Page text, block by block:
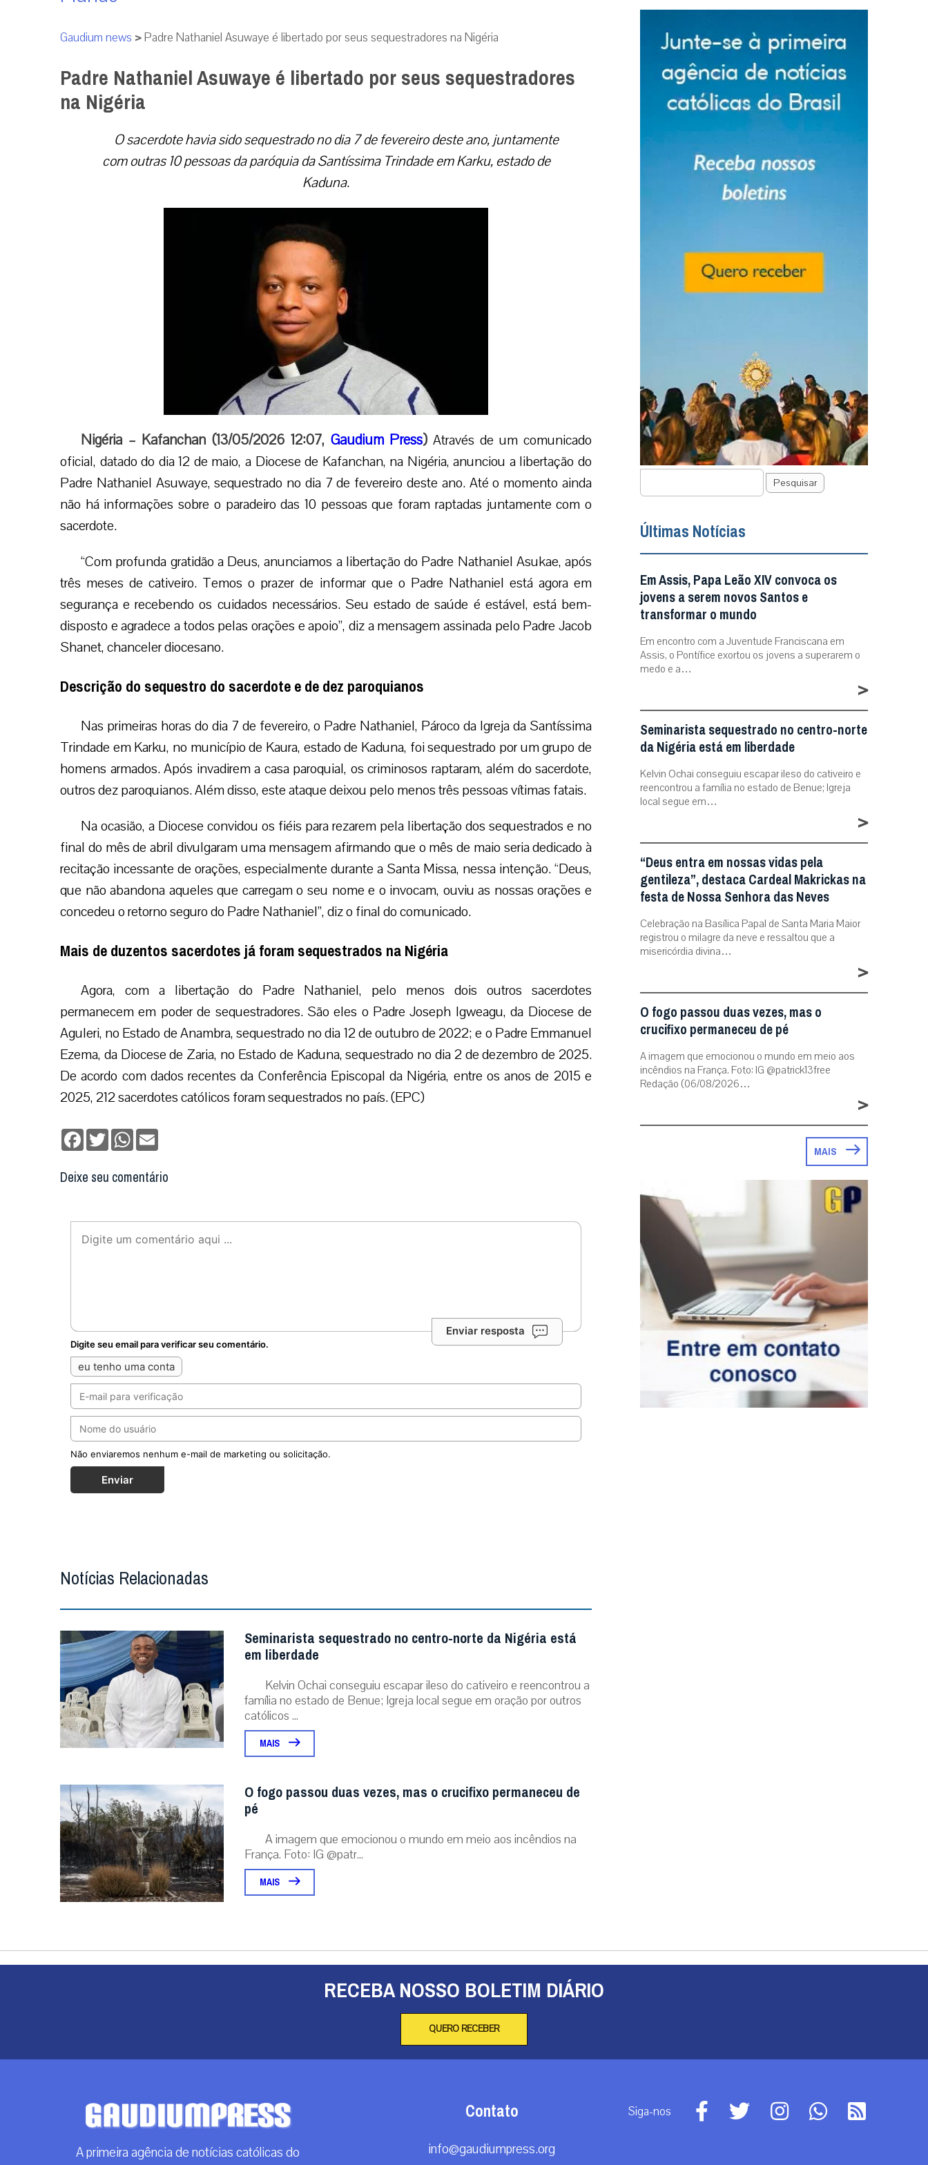
Gaudium news >Padre Nathaniel Asuwaye é libertado por seus sequestradores na Nigéria
Padre Nathaniel Asuwaye é libertado por seus sequestradores
na Nigéria
O sacerdote havia sido sequestrado no dia 7 de fevereiro deste ano, juntamente
com outras 10 pessoas da paróquia da Santíssima Trindade em Karku, estado de
Kaduna.
Nigéria – Kafanchan (13/05/2026 12:07, Gaudium Press) Através de um comunicado
oficial, datado do dia 12 de maio, a Diocese de Kafanchan, na Nigéria, anunciou a libertação do
Padre Nathaniel Asuwaye, sequestrado no dia 7 de fevereiro deste ano. Até o momento ainda
não há informações sobre o paradeiro das 10 pessoas que foram raptadas juntamente com o
sacerdote.
“Com profunda gratidão a Deus, anunciamos a libertação do Padre Nathaniel Asukae, após
três meses de cativeiro. Temos o prazer de informar que o Padre Nathaniel está agora em
segurança e recebendo os cuidados necessários. Seu estado de saúde é estável, está bem-
disposto e agradece a todos pelas orações e apoio”, diz a mensagem assinada pelo Padre Jacob
Shanet, chanceler diocesano.
Descrição do sequestro do sacerdote e de dez paroquianos
Nas primeiras horas do dia 7 de fevereiro, o Padre Nathaniel, Pároco da Igreja da Santíssima
Trindade em Karku, no município de Kaura, estado de Kaduna, foi sequestrado por um grupo de
homens armados. Após invadirem a casa paroquial, os criminosos raptaram, além do sacerdote,
outros dez paroquianos. Além disso, este ataque deixou pelo menos três pessoas vítimas fatais.
Na ocasião, a Diocese convidou os fiéis para rezarem pela libertação dos sequestrados e no
final do mês de abril divulgaram uma mensagem afirmando que o mês de maio seria dedicado à
recitação incessante de orações, especialmente durante a Santa Missa, nessa intenção. “Deus,
que não abandona aqueles que carregam o seu nome e o invocam, ouviu as nossas orações e
concedeu o retorno seguro do Padre Nathaniel”, diz o final do comunicado.
Mais de duzentos sacerdotes já foram sequestrados na Nigéria
Agora, com a libertação do Padre Nathaniel, pelo menos dois outros sacerdotes
permanecem em poder de sequestradores. São eles o Padre Joseph Igweagu, da Diocese de
Aguleri, no Estado de Anambra, sequestrado no dia 12 de outubro de 2022; e o Padre Emmanuel
Ezema, da Diocese de Zaria, no Estado de Kaduna, sequestrado no dia 2 de dezembro de 2025.
De acordo com dados recentes da Conferência Episcopal da Nigéria, entre os anos de 2015 e
2025, 212 sacerdotes católicos foram sequestrados no país. (EPC)
Facebook
TwitterWhatsApp
Deixe seu comentário
Enviar resposta
Digite seu email para verificar seu comentário.
eu tenho uma conta
Não enviaremos nenhum e-mail de marketing ou solicitação.
Enviar
Notícias Relacionadas
Seminarista sequestrado no centro-norte da Nigéria está
em liberdade
Kelvin Ochai conseguiu escapar ileso do cativeiro e reencontrou a
família no estado de Benue; Igreja local segue em oração por outros
católicos ...
MAIS
O fogo passou duas vezes, mas o crucifixo permaneceu de
pé
A imagem que emocionou o mundo em meio aos incêndios na
França. Foto: IG @patr...
MAIS
Pesquisar
Últimas Notícias
Em Assis, Papa Leão XIV convoca os
jovens a serem novos Santos e
transformar o mundo
Em encontro com a Juventude Franciscana em
Assis, o Pontífice exortou os jovens a superarem o
medo e a…
>
Seminarista sequestrado no centro-norte
da Nigéria está em liberdade
Kelvin Ochai conseguiu escapar ileso do cativeiro e
reencontrou a família no estado de Benue; Igreja
local segue em…
>
“Deus entra em nossas vidas pela
gentileza”, destaca Cardeal Makrickas na
festa de Nossa Senhora das Neves
Celebração na Basílica Papal de Santa Maria Maior
registrou o milagre da neve e ressaltou que a
misericórdia divina…
>
O fogo passou duas vezes, mas o
crucifixo permaneceu de pé
A imagem que emocionou o mundo em meio aos
incêndios na França. Foto: IG @patrick13free
Redação (06/08/2026…
>
MAIS
RECEBA NOSSO BOLETIM DIÁRIO
QUERO RECEBER
A primeira agência de notícias católicas do
Contato
info@gaudiumpress.org
Siga-nos